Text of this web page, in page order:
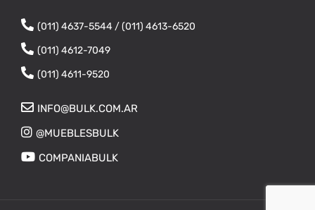
(011) 4637-5544 / (011) 4613-6520
(011) 4612-7049
(011) 4611-9520
INFO@BULK.COM.AR
@MUEBLESBULK
COMPANIABULK